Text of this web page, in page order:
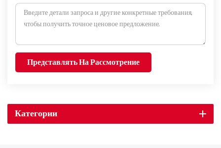
Представлять На Рассмотрение
Категории